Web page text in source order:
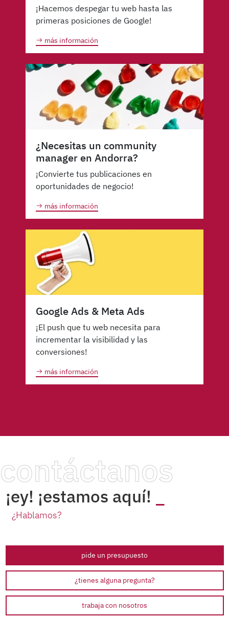
¡Hacemos despegar tu web hasta las
primeras posiciones de Google!
más información
¿Necesitas un community
manager en Andorra?
¡Convierte tus publicaciones en
oportunidades de negocio!
más información
Google Ads & Meta Ads
¡El push que tu web necesita para
incrementar la visibilidad y las
conversiones!
más información
¡ey! ¡estamos aquí!
¿Hablamos?
contáctanos
pide un presupuesto
¿tienes alguna pregunta?
trabaja con nosotros